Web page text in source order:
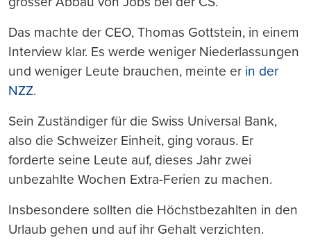
Das machte der CEO, Thomas Gottstein, in einem
Interview klar. Es werde weniger Niederlassungen
und weniger Leute brauchen, meinte er in der
NZZ.
Sein Zuständiger für die Swiss Universal Bank,
also die Schweizer Einheit, ging voraus. Er
forderte seine Leute auf, dieses Jahr zwei
unbezahlte Wochen Extra-Ferien zu machen.
Insbesondere sollten die Höchstbezahlten in den
Urlaub gehen und auf ihr Gehalt verzichten.